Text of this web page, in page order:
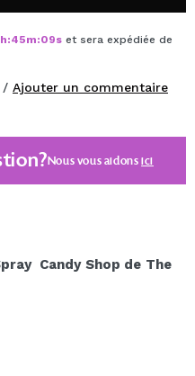
h:45m:09s et sera expédiée de
/ Ajouter un commentaire
Nous vous aidonsici
Candy Shop de The
sur les tissus